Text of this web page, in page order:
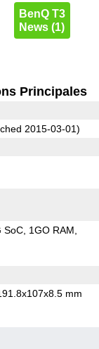
BenQ T3
News (1)
Principales
2015-03-01)
SoC 1GO RAM
mm